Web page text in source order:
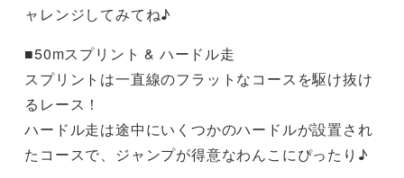
ャレンジしてみてね♪
■50mスプリント & ハードル走
スプリントは一直線のフラットなコースを駆け抜け
るレース！
ハードル走は途中にいくつかのハードルが設置され
たコースで、ジャンプが得意なわんこにぴったり♪